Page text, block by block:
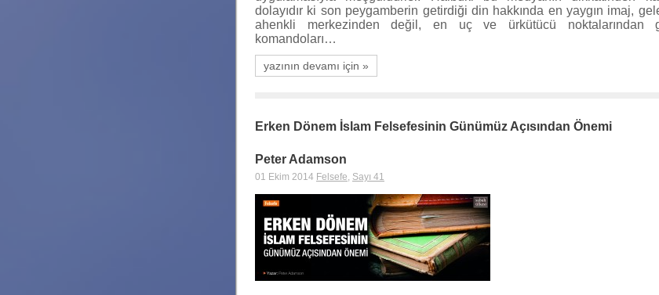
dolayıdır ki son peygamberin getirdiği din hakkında en yaygın imaj,
ahenkli merkezinden değil, en uç ve ürkütücü noktalarından
komandoları…
yazının devamı için »
Erken Dönem İslam Felsefesinin Günümüz Açısından Önemi
Peter Adamson
01 Ekim 2014 Felsefe, Sayı 41